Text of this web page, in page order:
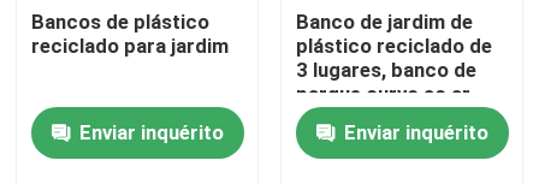
Solicite um orçamento
Bancos de metal para exteriores
Bancos de plástico
reciclado para jardim
Enviar inquérito
Banco de jardim de
plástico reciclado de
3 lugares, banco de
parque curvo ao ar
livre
Enviar inquérito